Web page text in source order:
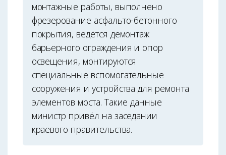
монтажные работы, выполнено
фрезерование асфальто-бетонного
покрытия, ведётся демонтаж
барьерного ограждения и опор
освещения, монтируются
специальные вспомогательные
сооружения и устройства для ремонта
элементов моста. Такие данные
министр привёл на заседании
краевого правительства.